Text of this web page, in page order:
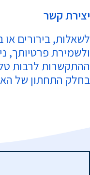
יצירת קשר
לשאלות, בירורים או
ולשמירת פרטיותך,
ההתקשרות לרבות
בחלק התחתון של